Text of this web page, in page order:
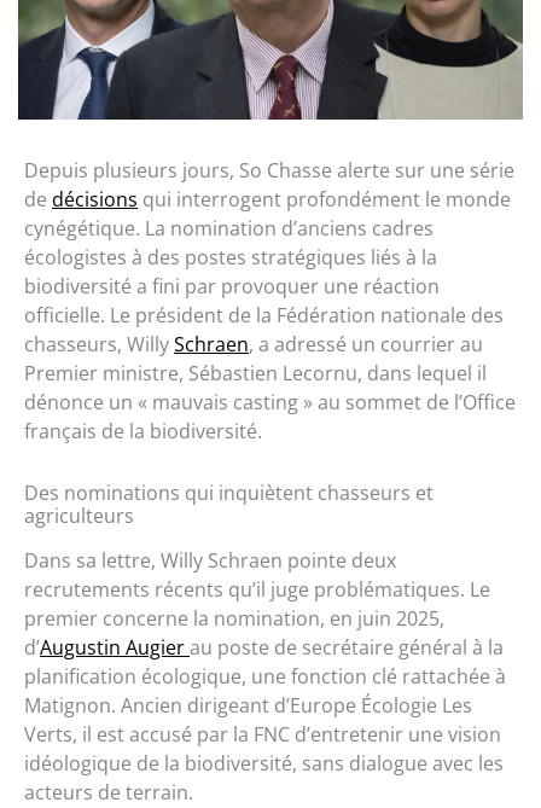
Depuis plusieurs jours, So Chasse alerte sur une série
de décisions qui interrogent profondément le monde
cynégétique. La nomination d’anciens cadres
écologistes à des postes stratégiques liés à la
biodiversité a fini par provoquer une réaction
officielle. Le président de la Fédération nationale des
chasseurs, WillySchraen, a adressé un courrier au
Premier ministre, Sébastien Lecornu, dans lequel il
dénonce un « mauvais casting » au sommet de l’Office
français de la biodiversité.
Des nominations qui inquiètent chasseurs et
agriculteurs
Dans sa lettre, Willy Schraen pointe deux
recrutements récents qu’il juge problématiques. Le
premier concerne la nomination, en juin 2025,
d’Augustin Augierau poste de secrétaire général à la
planification écologique, une fonction clé rattachée à
Matignon. Ancien dirigeant d’Europe Écologie Les
Verts, il est accusé par la FNC d’entretenir une vision
idéologique de la biodiversité, sans dialogue avec les
acteurs de terrain.